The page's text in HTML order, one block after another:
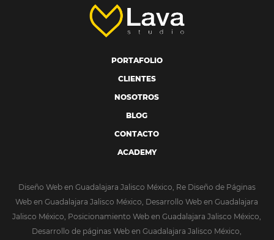
PORTAFOLIO
CLIENTES
NOSOTROS
BLOG
CONTACTO
ACADEMY
Diseño Web en Guadalajara Jalisco México, Re Diseño de Páginas
Web en Guadalajara Jalisco México, Desarrollo Web en Guadalajara
Jalisco México, Posicionamiento Web en Guadalajara Jalisco México,
Desarrollo de páginas Web en Guadalajara Jalisco México,